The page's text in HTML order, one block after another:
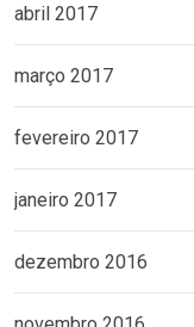
abril 2017
março 2017
fevereiro 2017
janeiro 2017
dezembro 2016